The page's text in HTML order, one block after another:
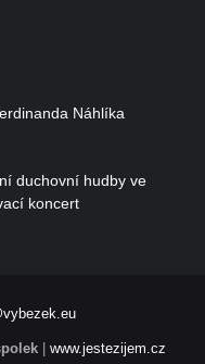
Náhlíka
duchovní hudby ve
koncert
| www.jestezijem.cz